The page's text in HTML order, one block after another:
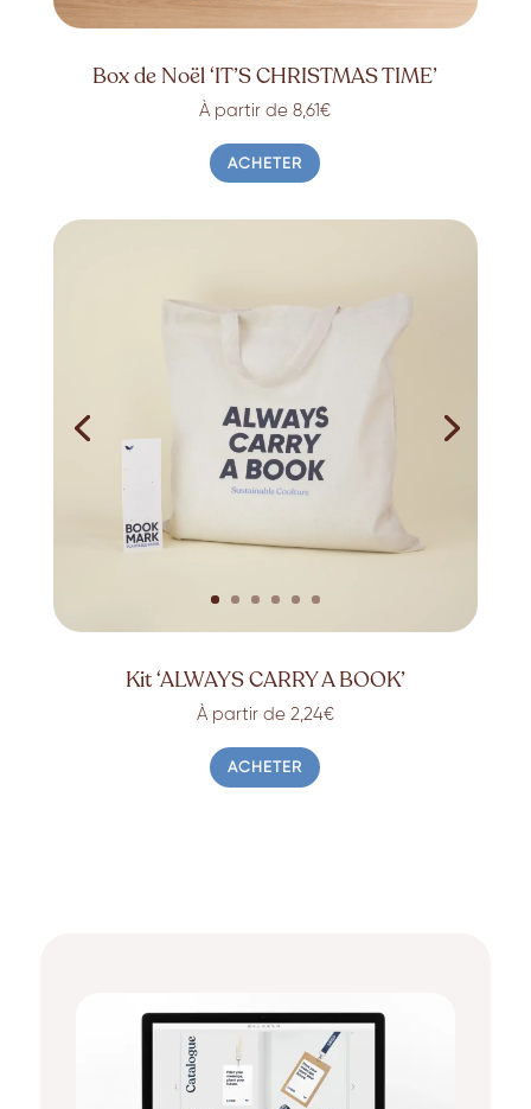
Box de Noël ‘IT’S CHRISTMAS TIME’
À partir de 8,61€
ACHETER
Kit ‘ALWAYS CARRY A BOOK’
À partir de 2,24€
ACHETER